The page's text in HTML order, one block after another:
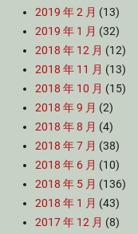
2019 年 2 月 (13)
2019 年 1 月 (32)
2018 年 12 月 (12)
2018 年 11 月 (13)
2018 年 10 月 (15)
2018 年 9 月 (2)
2018 年 8 月 (4)
2018 年 7 月 (38)
2018 年 6 月 (10)
2018 年 5 月 (136)
2018 年 1 月 (43)
2017 年 12 月 (8)